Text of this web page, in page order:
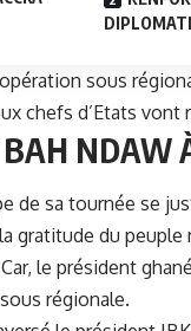
sous
chefs d’Etats vont
NDAW
de sa tournée se
gratitude du
le président
régionale.